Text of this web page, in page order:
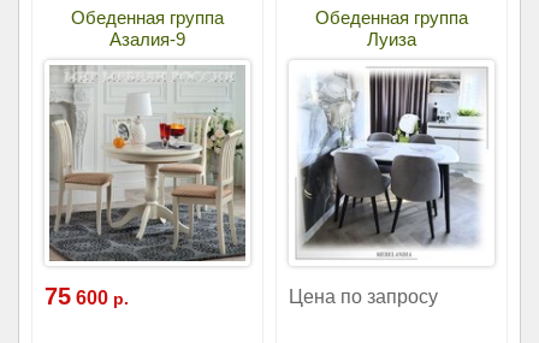
Обеденная группа
Азалия-9
75 600 р.
Обеденная группа
Луиза
Цена по запросу